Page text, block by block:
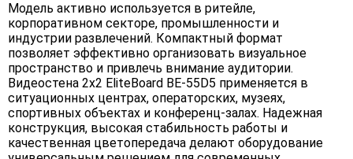
Модель активно используется в ритейле,
корпоративном секторе, промышленности и
индустрии развлечений. Компактный формат
позволяет эффективно организовать визуальное
пространство и привлечь внимание аудитории.
Видеостена 2x2 EliteBoard BE-55D5 применяется в
ситуационных центрах, операторских, музеях,
спортивных объектах и конференц-залах. Надежная
конструкция, высокая стабильность работы и
качественная цветопередача делают оборудование